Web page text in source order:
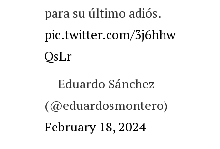
para su último adiós.
pic.twitter.com/3j6hhw
QsLr
— Eduardo Sánchez
(@eduardosmontero)
February 18, 2024